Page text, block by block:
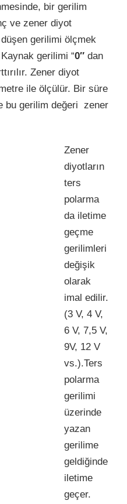
bir gerilim
ve zener diyot
gerilimi ölçmek
gerilimi “0″ dan
Zener diyot
ile ölçülür. Bir süre
bu gerilim değeri zener
Zener
diyotların
ters
polarma
da iletime
geçme
gerilimleri
değişik
olarak
imal edilir.
(3 V, 4 V,
6 V, 7,5 V,
9V, 12 V
vs.).Ters
polarma
gerilimi
üzerinde
yazan
gerilime
geldiğinde
iletime
geçer.